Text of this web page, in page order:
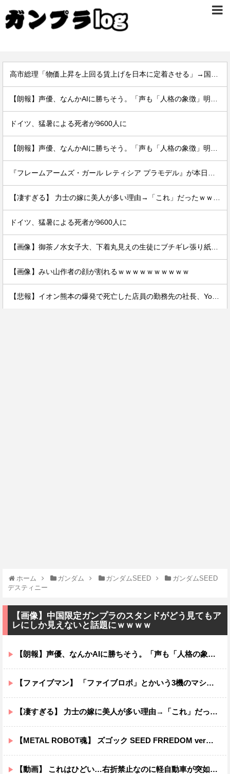
ドイツ、猛暑による死者が9600人に
ドイツ、猛暑による死者が9600人に
【画像】みい山作者の顔が割れるｗｗｗｗｗｗｗｗｗｗ
ホーム ガンダム ガンダムSEED
ガンダムSEED
デスティニー
【画像】中国限定ガンプラのスタンドがどう見てもア
レにしか見えないと話題にｗｗｗｗ
【朗報】声優、なんかAIに勝ちそう。「声も「人格の象徴」明記、法務省」
【ファイブマン】 「ファイブロボ」とかいう3機のマシンが合体して完成するロボ
【凄すぎる】 力士の嫁に美人が多い理由→「これ」だったｗｗｗｗｗｗｗ
【METAL ROBOT魂】 ズゴック SEED FRREDOM ver明日予約開始！！キャバリアーとあわせて４万か…
【動画】 これはひどい…右折禁止なのに軽自動車が突如右折し路面電車と衝突→乗ってた三人組が車を捨て逃走ｗｗｗｗｗｗ